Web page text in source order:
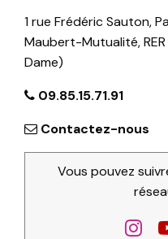
1 rue Frédéric Sauton,
Maubert-Mutualité,
Dame)
09.85.15.71.91
Contactez-nous
Vous pouvez